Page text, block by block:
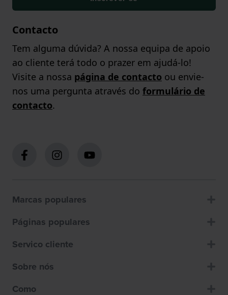
Contacto
Tem alguma dúvida? A nossa equipa de apoio
ao cliente terá todo o prazer em ajudá-lo!
Visite a nossa página de contacto ou envie-
nos uma pergunta através do formulário de
contacto.
Marcas populares
Páginas populares
Servico cliente
Sobre nós
Como